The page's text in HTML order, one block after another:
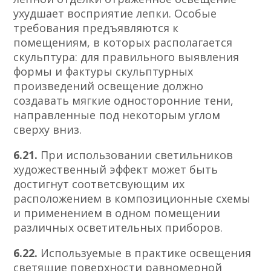
ухудшает восприятие лепки. Особые
требования предъявляются к
помещениям, в которых располагается
скульптура: для правильного выявления
формы и фактуры скульптурных
произведений освещение должно
создавать мягкие односторонние тени,
направленные под некоторым углом
сверху вниз.
6.21. При использовании светильников
художественный эффект может быть
достигнут соответсвующим их
расположением в композиционные схемы
и применением в одном помещении
различных осветительных приборов.
6.22. Используемые в практике освещения
светящие поверхности равномерной